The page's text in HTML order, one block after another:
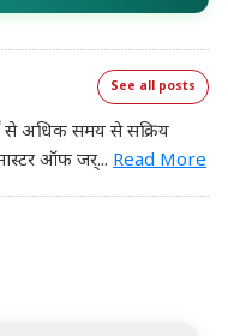
See all posts
से अधिक समय से सक्रिय
मास्टर ऑफ जर्... Read More